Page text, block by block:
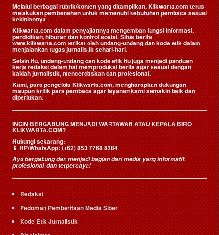
Melalui berbagai rubrik/konten yang ditampilkan, Klikwarta.com terus
melakukan pembenahan untuk memenuhi kebutuhan pembaca sesuai
kekiniannya.
Klikwarta.com dalam penyajiannya mengemban fungsi informasi,
pendidikan, hiburan dan kontrol sosial. Situs berita
www.klikwarta.com terikat oleh undang-undang dan kode etik dalam
menjalankan tugas jurnalistik sehari-hari.
Selain itu, undang-undang dan kode etik itu juga menjadi panduan
kerja redaksi dalam hal memproduksi berita agar sesuai dengan
kaidah jurnalistik, mencerdaskan dan profesional.
Kami, para pengelola Klikwarta.com, mengharapkan dukungan
maupun kritik para pembaca agar layanan kami semakin baik dan
diperlukan.
INGIN BERGABUNG MENJADI WARTAWAN ATAU KEPALA BIRO
KLIKWARTA.COM?
Hubungi sekarang:
📱HP/WhatsApp:(+62) 853 7768 8284
Ayo bergabung dan menjadi bagian dari media yang informatif,
profesional, dan terpercaya!
Redaksi
Pedoman Pemberitaan Media Siber
Kode Etik Jurnalistik